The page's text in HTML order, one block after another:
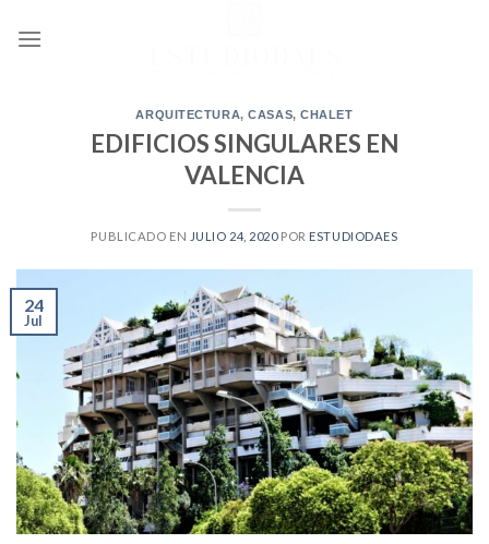
ARQUITECTURA,CASAS,CHALET
EDIFICIOS SINGULARES EN
VALENCIA
PUBLICADO EN JULIO 24, 2020POR ESTUDIODAES
24
Jul